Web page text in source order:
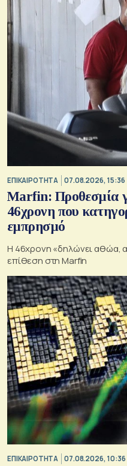
ΕΠΙΚΑΙΡΟΤΗΤΑ 07.08.2026, 15:36
Marfin: Προθεσμία
46χρονη που
εμπρησμό
H 46χρονη «δηλώνει αθώα,
επίθεση στη Marfin
ΕΠΙΚΑΙΡΟΤΗΤΑ 07.08.2026, 10:36